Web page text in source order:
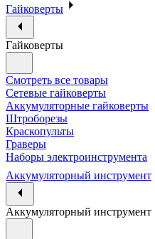
Гайковерты
Гайковерты
Смотреть все товары
Сетевые гайковерты
Аккумуляторные гайковерты
Штроборезы
Краскопульты
Граверы
Наборы электроинструмента
Аккумуляторный инструмент
Аккумуляторный инструмент